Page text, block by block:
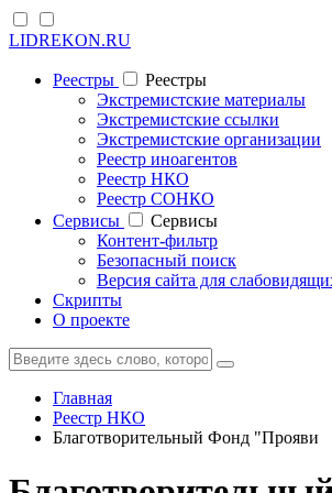
LIDREKON.RU
Реестры
Реестры
Экстремистские материалы
Экстремистские ссылки
Экстремистские организации
Реестр иноагентов
Реестр НКО
Реестр СОНКО
Cервисы
Cервисы
Контент-фильтр
Безопасный поиск
Версия сайта для
Скрипты
О проекте
Главная
Реестр НКО
Благотворительный Фонд "Прояви